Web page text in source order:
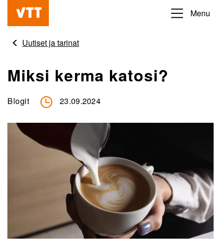
Hyppää
pääsisältöön
Beyond
obvious
Menu
Uutiset ja tarinat
Miksi kerma katosi?
Blogit 23.09.2024